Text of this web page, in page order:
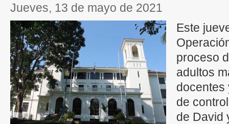
jueves, 13 de mayo de 2021
Este
proceso
adultos
docentes
de
de David